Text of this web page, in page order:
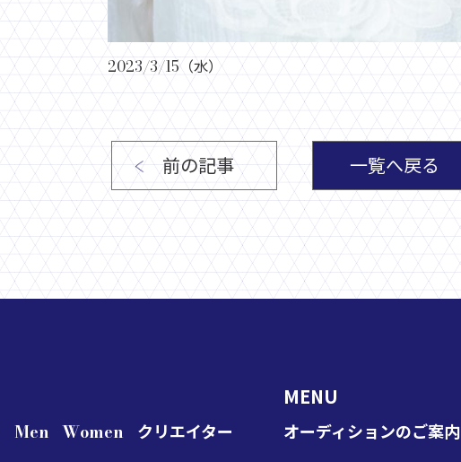
2023/3/15（水）
前の記事 一覧へ戻る
Men Women クリエイター
MENU
オーディションのご案内